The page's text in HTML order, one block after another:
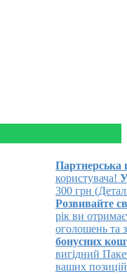
Партнерська
користувача!
300 грн
Розвивайте
рік ви
оголошень та
бонусних
вигідний Пакет
ваших позицій